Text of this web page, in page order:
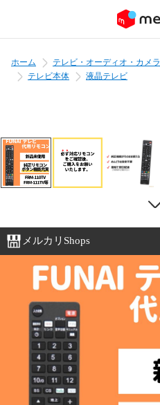
ホーム テレビ・オーディオ・カメラ
テレビ本体
液晶テレビ
メルカリShops